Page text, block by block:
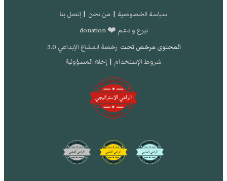
سياسة الخصوصية | من نحن | إتصل بنا
تبرع و دعم ❤️ donation
المحتوى مرخص تحت رخصة المشاع الإبداعي 3.0
شروط الإستخدام | إخلاء المسؤولية